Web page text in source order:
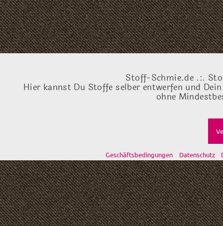
Stoff-Schmie.de .:.
Hier kannst Du Stoffe selber entwerfen und
ohne
Geschäftsbedingungen Datenschutz